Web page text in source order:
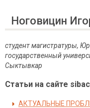
Ноговицин
студент магистратуры,
государственный
Сыктывкар
Статьи на сайте
АКТУАЛЬНЫЕ